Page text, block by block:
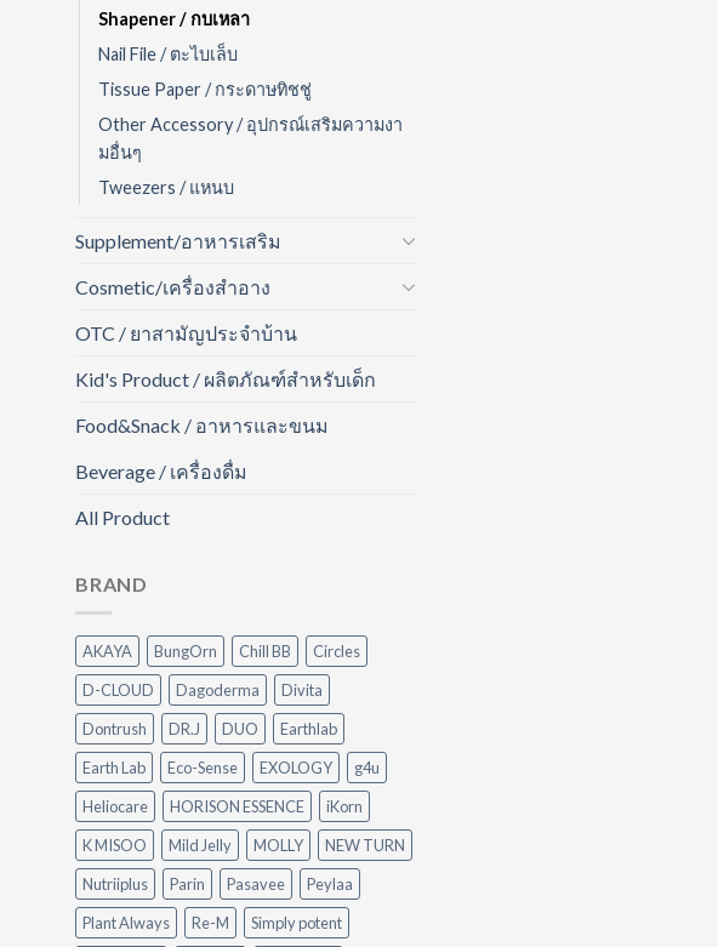
Shapener / กบเหลา
Nail File / ตะไบเล็บ
Tissue Paper / กระดาษทิชชู่
Other Accessory / อุปกรณ์เสริมความงา
มอื่นๆ
Tweezers / แหนบ
Supplement/อาหารเสริม
Cosmetic/เครื่องสำอาง
OTC / ยาสามัญประจำบ้าน
Kid's Product / ผลิตภัณฑ์สำหรับเด็ก
Food&Snack / อาหารและขนม
Beverage / เครื่องดื่ม
All Product
BRAND
AKAYA BungOrn Chill BB
Circles
D-CLOUD
Dagoderma
Divita
Dontrush
DR.J DUO
Earthlab
Earth Lab
Eco-Sense EXOLOGY
g4u
Heliocare
HORISON ESSENCE
iKorn
K MISOO
Mild Jelly MOLLY
NEW TURN
Nutriiplus
Parin Pasavee
Peylaa
Plant Always
Re-M Simply potent